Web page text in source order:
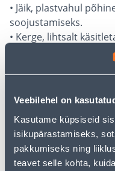
Veebilehel on
Kasutame küpsiseid
isikupärastamiseks,
pakkumiseks ning
teavet selle kohta,
• Jäik, plastvahul
soojustamiseks.
• Kerge, lihtsalt
• Plaadi paksus on
• Tuleohutuse klass E.
• 14-päevane
Калькулятор
Депозит